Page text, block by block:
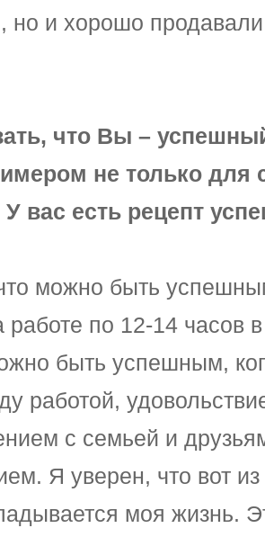
но и хорошо продавали
что Вы –
не только для
вас есть рецепт
можно быть
работе по 12-14
быть успешным,
работой,
с семьей и
Я уверен, что вот из
моя жизнь.